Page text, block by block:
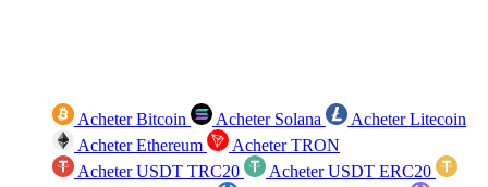
Acheter Bitcoin Acheter Solana
Acheter Litecoin
Acheter Ethereum
Acheter TRON
Acheter USDT TRC20
Acheter USDT ERC20